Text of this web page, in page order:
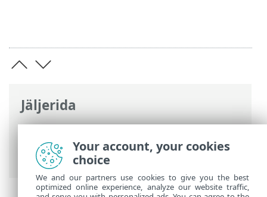
Jäljerida
ESET-i veebispikker>ESET Small Business
Security >Juriidilised dokumendid >
Kliendirahulolu tõstmise programm
Your account, your cookies
choice
We and our partners use cookies to give you the best
optimized online experience, analyze our website traffic,